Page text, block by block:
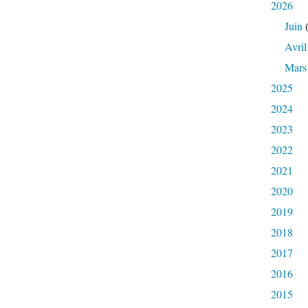
2026
Juin
Avril
Mars
2025
2024
2023
2022
2021
2020
2019
2018
2017
2016
2015